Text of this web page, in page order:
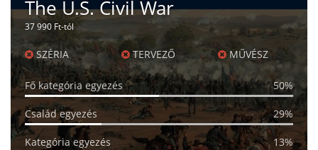
The U.S. Civil War
37 990 Ft-tól
SZÉRIA TERVEZŐ MŰVÉSZ
Fő kategória egyezés 50%
Család egyezés 29%
Kategória egyezés
13%